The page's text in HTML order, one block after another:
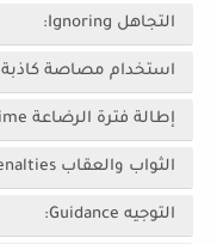
التجاهل Ignoring:
استخدام مصاصة كاذبة Pacifier:
إطالة فترة الرضاعة Increase Sucking Time:
الثواب والعقاب Rewards and Penalties:
التوجيه Guidance: